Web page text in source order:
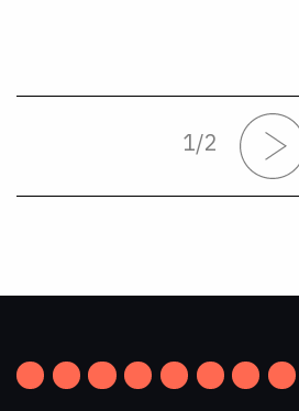
1/2